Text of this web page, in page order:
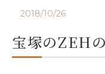
2018/10/26
宝塚のZEH